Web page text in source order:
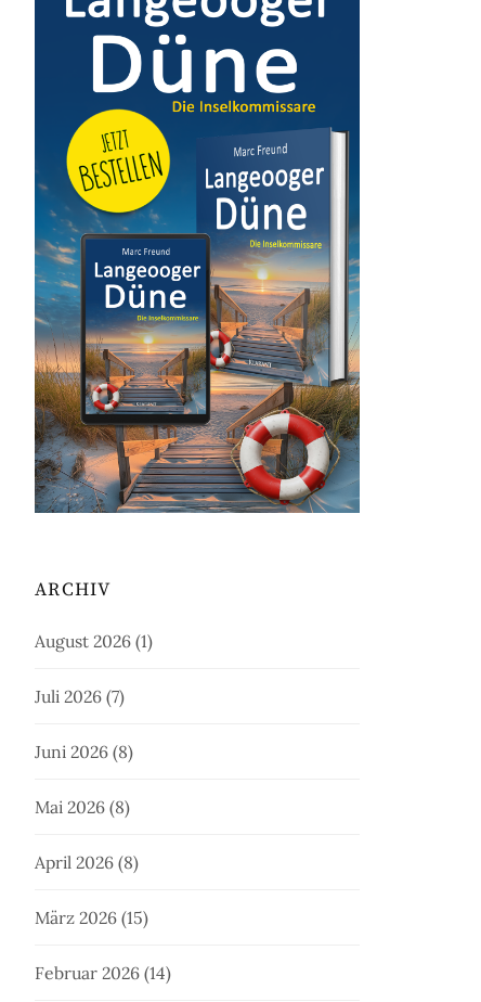
ARCHIV
August 2026 (1)
Juli 2026 (7)
Juni 2026 (8)
Mai 2026 (8)
April 2026 (8)
März 2026 (15)
Februar 2026 (14)